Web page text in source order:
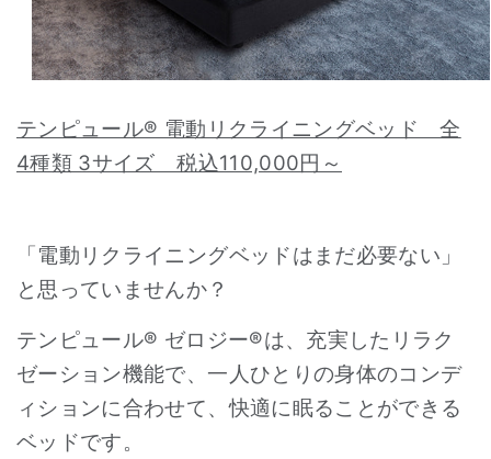
テンピュール® 電動リクライニングベッド 全
4種類 3サイズ 税込110,000円～
「電動リクライニングベッドはまだ必要ない」
と思っていませんか？
テンピュール® ゼロジー®は、充実したリラク
ゼーション機能で、一人ひとりの身体のコンデ
ィションに合わせて、快適に眠ることができる
ベッドです。